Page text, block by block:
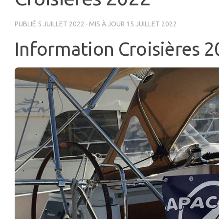
PUBLIÉ 5 JUILLET 2022 · MIS À JOUR 15 JUILLET 2022
Information Croisières